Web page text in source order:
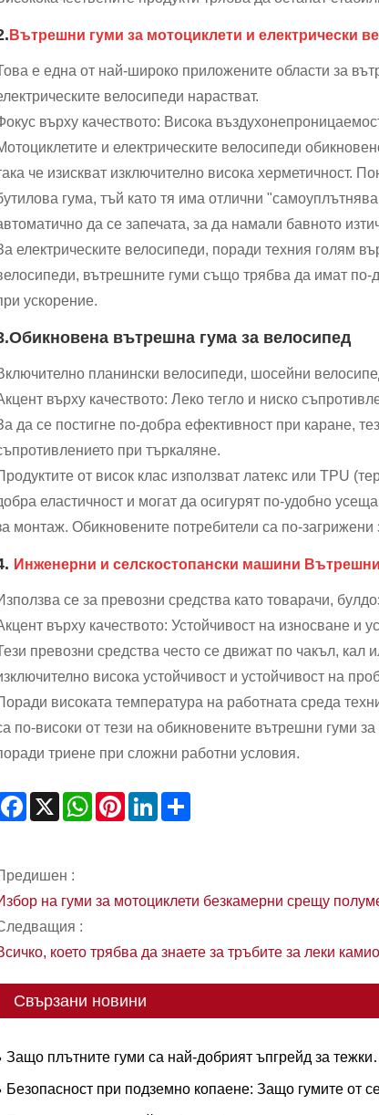
Вътрешни гуми за мотоциклети и електрически
е една от най-широко приложените области за
велосипеди нарастват.
върху качеството: Висока
и електрическите велосипеди
че изискват изключително висока херметичност.
гума, тъй като тя има отлични
да се запечата, за да намали бавното
електрическите велосипеди, поради техния голям
вътрешните гуми също трябва да имат по-
ускорение.
вътрешна гума за велосипед
планински велосипеди, шосейни
върху качеството: Леко тегло и ниско
да се постигне по-добра ефективност при каране,
при търкаляне.
от висок клас използват латекс или TPU
еластичност и могат да осигурят по-удобно
монтаж. Обикновените потребители са по-загрижени
Инженерни и селскостопански машини
се за превозни средства като товарачи,
върху качеството: Устойчивост на износване и
превозни средства често се движат по чакъл,
висока устойчивост и устойчивост на
високата температура на работната среда
по-високи от тези на обикновените вътрешни гуми
триене при сложни работни условия.
Facebook
X WhatsAppPinterestLinkedIn
:
на гуми за мотоциклети безкамерни срещу
:
което трябва да знаете за тръбите за леки
Свързани новини
Защо плътните гуми са най-добрият ъпгрейд за тежки
работни процеси?
Безопасност при подземно копаене: Защо гумите от